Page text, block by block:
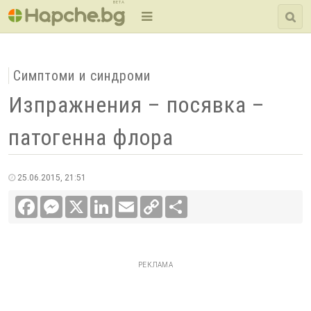
BETA
Симптоми и синдроми
Изпражнения – посявка –
патогенна флора
25.06.2015, 21:51
FacebookMessenger LinkedInEmail
Copy
Link
РЕКЛАМА